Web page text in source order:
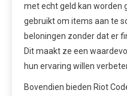
met echt geld kan worden
gebruikt om items aan te
beloningen zonder dat er
Dit maakt ze een
hun ervaring willen
Bovendien bieden Riot